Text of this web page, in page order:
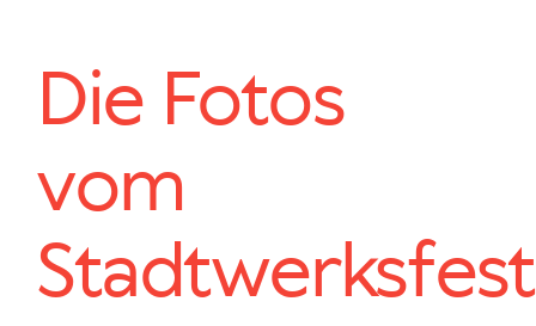
Die Fotos
vom
Stadtwerksfest